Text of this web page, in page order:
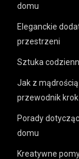
domu
Eleganckie
przestrzeni
Sztuka
Jak z
przewodnik
Porady
domu
Kreatywne